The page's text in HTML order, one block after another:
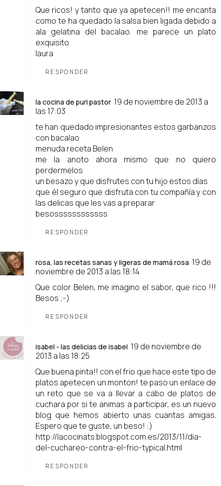
Que ricos! y tanto que ya apetecen!! me encanta
como te ha quedado la salsa bien ligada debido a
ala gelatina del bacalao. me parece un plato
exquisito.
laura
RESPONDER
la cocina de puri pastor 19 de noviembre de 2013 a
las 17:03
te han quedado impresionantes estos garbanzos
con bacalao
menuda receta Belen
me la anoto ahora mismo que no quiero
perdermelos
un besazo y que disfrutes con tu hijo estos días
que él seguro que disfruta con tu compañía y con
las delicas que les vas a preparar
besossssssssssss
RESPONDER
rosa, las recetas sanas y ligeras de mamá rosa 19 de
noviembre de 2013 a las 18:14
Que color Belen, me imagino el sabor, que rico !!!
Besos ;-)
RESPONDER
isabel - las delicias de isabel 19 de noviembre de
2013 a las 18:25
Que buena pinta!! con el frio que hace este tipo de
platos apetecen un monton! te paso un enlace de
un reto que se va a llevar a cabo de platos de
cuchara por si te animas a participar, es un nuevo
blog que hemos abierto unas cuantas amigas.
Espero que te guste, un beso! :)
http://lacocinats.blogspot.com.es/2013/11/dia-
del-cuchareo-contra-el-frio-typical.html
RESPONDER